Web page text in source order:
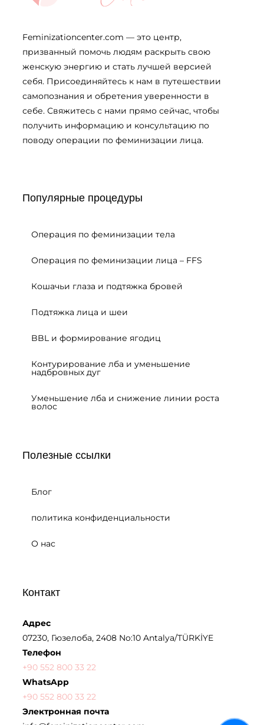
Feminizationcenter.com — это центр,
призванный помочь людям раскрыть свою
женскую энергию и стать лучшей версией
себя. Присоединяйтесь к нам в путешествии
самопознания и обретения уверенности в
себе. Свяжитесь с нами прямо сейчас, чтобы
получить информацию и консультацию по
поводу операции по феминизации лица.
Популярные процедуры
Операция по феминизации тела
Операция по феминизации лица – FFS
Кошачьи глаза и подтяжка бровей
Подтяжка лица и шеи
BBL и формирование ягодиц
Контурирование лба и уменьшение
надбровных дуг
Уменьшение лба и снижение линии роста
волос
Полезные ссылки
Блог
политика конфиденциальности
О нас
Контакт
Адрес
07230, Гюзелоба, 2408 No:10 Antalya/TÜRKİYE
Телефон
+90 552 800 33 22
WhatsApp
+90 552 800 33 22
Электронная почта